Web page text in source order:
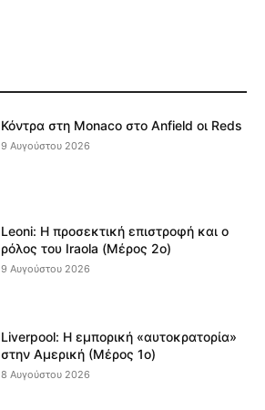
Κόντρα στη Monaco στο Anfield οι Reds
9 Αυγούστου 2026
Leoni: Η προσεκτική επιστροφή και ο
ρόλος του Iraola (Μέρος 2ο)
9 Αυγούστου 2026
Liverpool: Η εμπορική «αυτοκρατορία»
στην Αμερική (Μέρος 1ο)
8 Αυγούστου 2026